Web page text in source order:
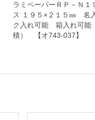
ラミペーパーＲＰ－Ｎ１
ス １９５×２１５㎜ 名
ク入れ可能 箱入れ可能
積） 【オ743-037】